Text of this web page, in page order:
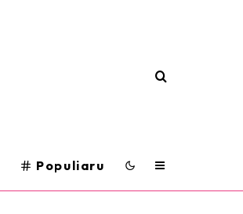
Populiaru